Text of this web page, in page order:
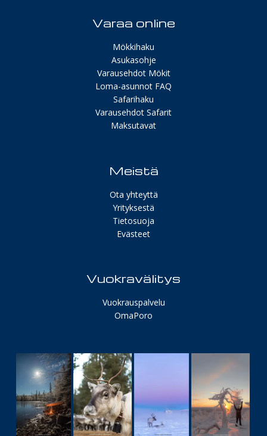
Varaa online
Mökkihaku
Asukasohje
Varausehdot Mökit
Loma-asunnot FAQ
Safarihaku
Varausehdot Safarit
Maksutavat
Meistä
Ota yhteyttä
Yrityksestä
Tietosuoja
Evästeet
Vuokravälitys
Vuokrauspalvelu
OmaPoro